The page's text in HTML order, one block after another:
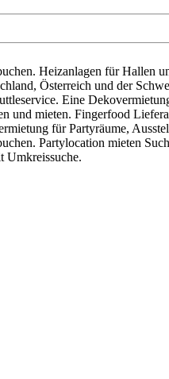
Heizanlagen für Hallen
Österreich und der
Eine
mieten. Fingerfood
für Partyräume,
Partylocation mieten
Umkreissuche.